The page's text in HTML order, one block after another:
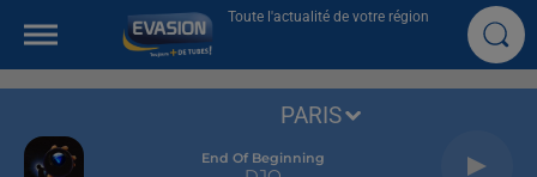
Toute l'actualité de votre région
End Of Beginning
PARIS